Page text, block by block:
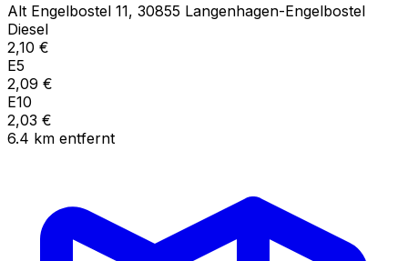
Alt Engelbostel 11, 30855 Langenhagen-Engelbostel
Diesel
2,10 €
E5
2,09 €
E10
2,03 €
6.4 km entfernt